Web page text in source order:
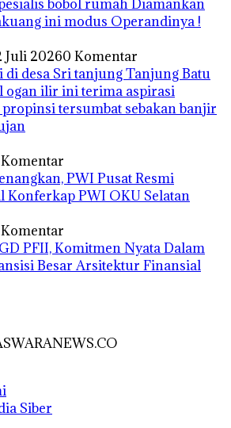
bobol rumah Diamankan
ini modus Operandinya !
Juli 20260 Komentar
di desa Sri tanjung Tanjung Batu
ogan ilir ini terima aspirasi
tersumbat sebakan banjir
PWI Pusat Resmi
Konferkap PWI OKU Selatan
PFII, Komitmen Nyata Dalam
Besar Arsitektur Finansial
Siber